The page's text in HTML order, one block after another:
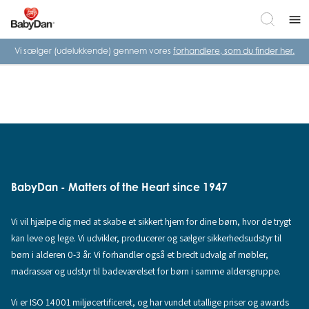
menu
Vi sælger (udelukkende) gennem vores forhandlere, som du finder her.
BabyDan - Matters of the Heart since 1947
Vi vil hjælpe dig med at skabe et sikkert hjem for dine børn, hvor de trygt
kan leve og lege. Vi udvikler, producerer og sælger sikkerhedsudstyr til
børn i alderen 0-3 år. Vi forhandler også et bredt udvalg af møbler,
madrasser og udstyr til badeværelset for børn i samme aldersgruppe.
Vi er ISO 14001 miljøcertificeret, og har vundet utallige priser og awards